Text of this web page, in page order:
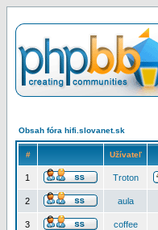
Obsah fóra hifi.slovanet.sk
# Užívateľ
1 Troton
2 aula
3 coffee